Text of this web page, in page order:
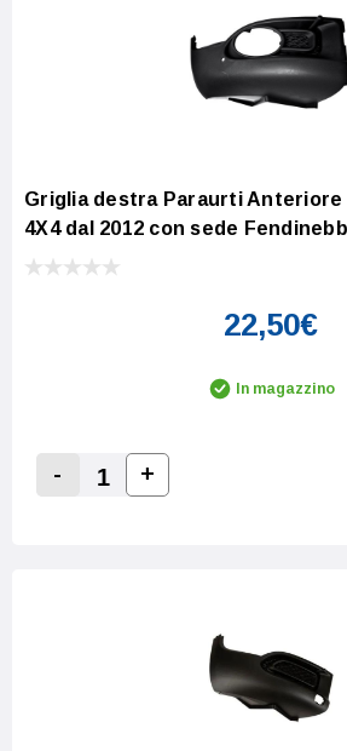
Griglia destra Paraurti Anteriore
4X4 dal 2012 con sede
22,50€
In magazzino
Decrease Quantity:
-
Increase Quantity:
+